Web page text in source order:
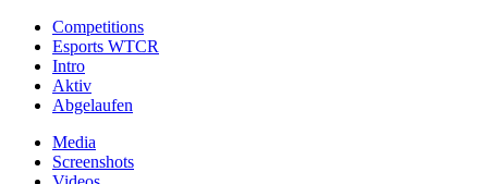
Competitions
Esports WTCR
Intro
Aktiv
Abgelaufen
Media
Screenshots